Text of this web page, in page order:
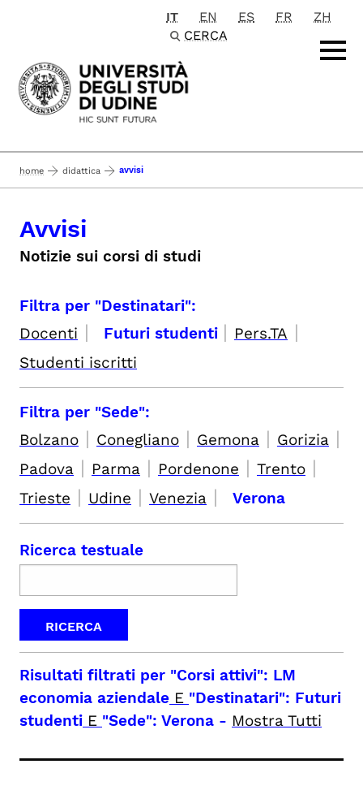
Passa al contenuto principale
IT EN ES FR
ZH
CERCA
home didattica avvisi
Avvisi
Notizie sui corsi di studi
Filtra per "Destinatari":
Docenti | Futuri studenti | Pers.TA |
Studenti iscritti
Filtra per "Sede":
Bolzano | Conegliano | Gemona | Gorizia |
Padova | Parma | Pordenone | Trento |
Trieste | Udine | Venezia | Verona
Ricerca testuale
Risultati filtrati per "Corsi attivi": LM
economia aziendale E "Destinatari": Futuri
studenti E "Sede": Verona - Mostra Tutti